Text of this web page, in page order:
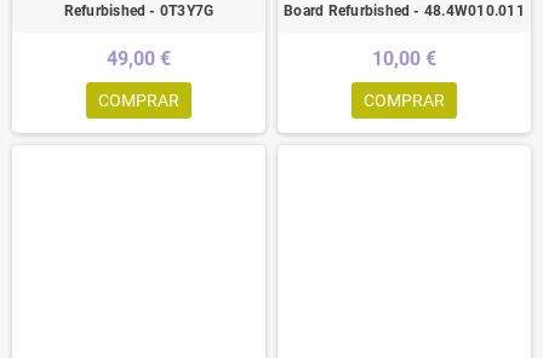
Refurbished - 0T3Y7G
49,00 €
COMPRAR
Board Refurbished - 48.4W010.011
10,00 €
COMPRAR